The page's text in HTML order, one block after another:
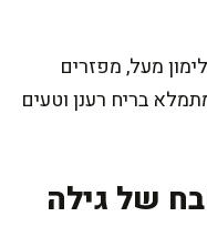
מעל, מפזרים
בריח רענן וטעים
של גילה